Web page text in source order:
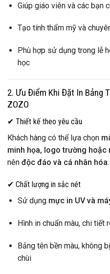
Giúp giáo viên và các bạn
Tạo tính thẩm mỹ và
Phù hợp sử dụng trong lễ
học
2. Ưu Điểm Khi Đặt In Bảng
ZOZO
✔ Thiết kế theo yêu cầu
Khách hàng có thể lựa chọn
minh họa, logo trường hoặc
nên độc đáo và cá nhân hóa.
✔ Chất lượng in sắc nét
Sử dụng mực in UV và
Hình in chuẩn màu, chi tiết
Bảng tên bền màu, không
chùi